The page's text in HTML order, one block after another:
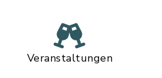
Veranstaltungen